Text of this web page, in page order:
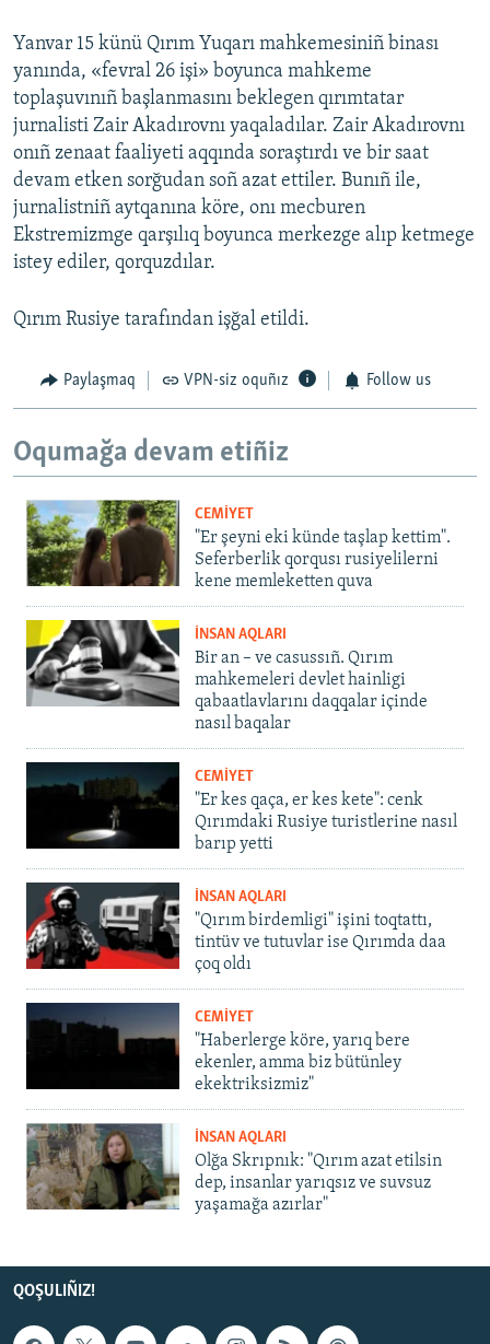
Yanvar 15 künü Qırım Yuqarı mahkemesiniñ binası
yanında, «fevral 26 işi» boyunca mahkeme
toplaşuvınıñ başlanmasını beklegen qırımtatar
jurnalisti Zair Akadırovnı yaqaladılar. Zair Akadırovnı
onıñ zenaat faaliyeti aqqında soraştırdı ve bir saat
devam etken sorğudan soñ azat ettiler. Bunıñ ile,
jurnalistniñ aytqanına köre, onı mecburen
Ekstremizmge qarşılıq boyunca merkezge alıp ketmege
istey ediler, qorquzdılar.
Qırım Rusiye tarafından işğal etildi.
Paylaşmaq VPN-siz oquñız Follow us
Oqumağa devam etiñiz
CEMİYET
"Er şeyni eki künde taşlap kettim".
Seferberlik qorqusı rusiyelilerni
kene memleketten quva
İNSAN AQLARI
Bir an – ve casussıñ. Qırım
mahkemeleri devlet hainligi
qabaatlavlarını daqqalar içinde
nasıl baqalar
CEMİYET
"Er kes qaça, er kes kete": cenk
Qırımdaki Rusiye turistlerine nasıl
barıp yetti
İNSAN AQLARI
"Qırım birdemligi" işini toqtattı,
tintüv ve tutuvlar ise Qırımda daa
çoq oldı
CEMİYET
"Haberlerge köre, yarıq bere
ekenler, amma biz bütünley
ekektriksizmiz"
İNSAN AQLARI
Olğa Skrıpnık: "Qırım azat etilsin
dep, insanlar yarıqsız ve suvsuz
yaşamağa azırlar"
QOŞULIÑIZ!